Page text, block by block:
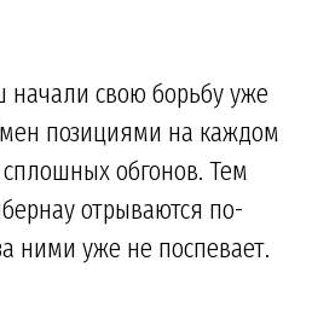
свою борьбу уже
позициями на каждом
сплошных обгонов. Тем
отрываются по-
ними уже не поспевает.